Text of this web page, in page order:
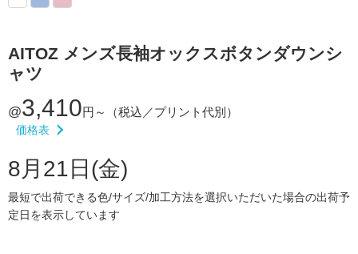
AITOZ メンズ長袖オックスボタンダウンシ
ャツ
@3,410円～ （税込／プリント代別）
価格表
8月21日(金)
最短で出荷できる色/サイズ/加工方法を選択いただいた場合の出荷予
定日を表示しています